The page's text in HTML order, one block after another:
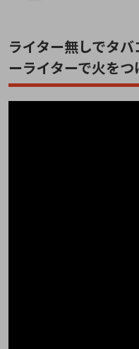
ライター無しでタ
ーライターで火をつ